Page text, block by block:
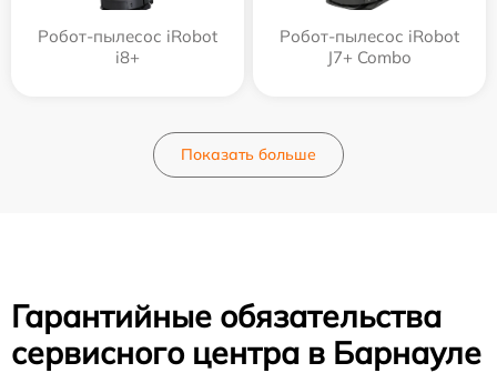
Робот-пылесос iRobot
i8+
Робот-пылесос iRobot
J7+ Combo
Показать больше
Гарантийные обязательства
сервисного центра в Барнауле